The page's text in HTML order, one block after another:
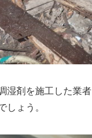
湿剤を施工した業
しょう。